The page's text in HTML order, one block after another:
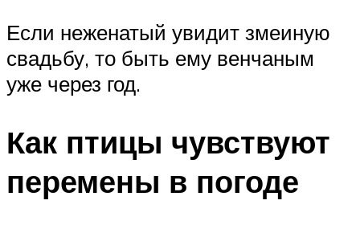
Если неженатый увидит змеиную
свадьбу, то быть ему венчаным
уже через год.
Как птицы чувствуют
перемены в погоде